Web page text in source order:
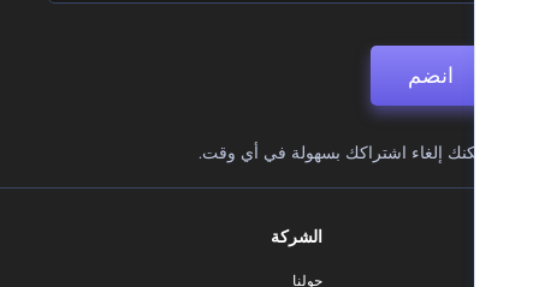
إلغاء اشتراكك بسهولة في أي وقت.